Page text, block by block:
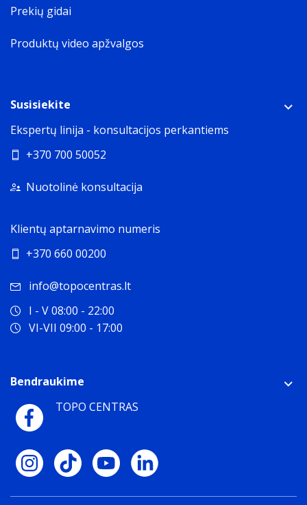
Prekių gidai
Produktų video apžvalgos
Susisiekite
Ekspertų linija - konsultacijos perkantiems
+370 700 50052
Nuotolinė konsultacija
Klientų aptarnavimo numeris
+370 660 00200
info@topocentras.lt
I - V 08:00 - 22:00
VI-VII 09:00 - 17:00
Bendraukime
TOPO CENTRAS